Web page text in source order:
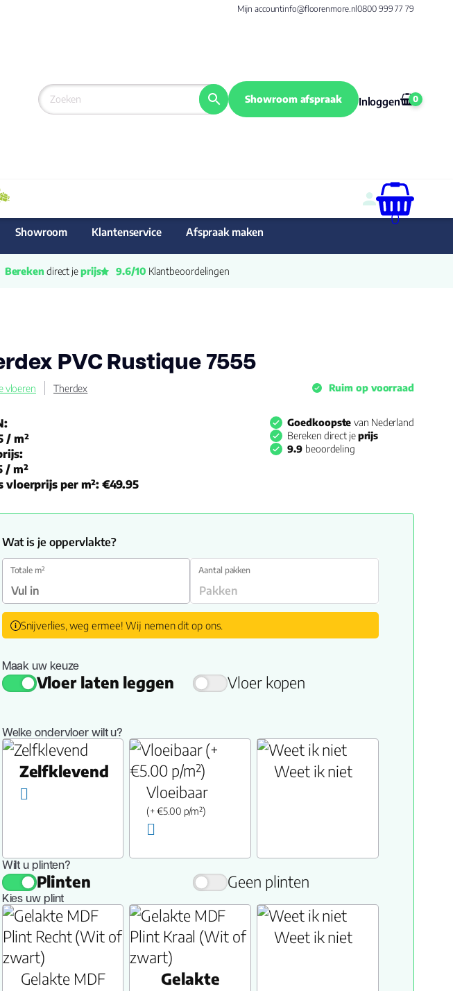
Mijn accountinfo@floorenmore.nl0800 999 77 79
Showroom afspraak Inloggen 0
0
Showroom Klantenservice Afspraak maken
Bereken direct je prijs 9.6/10 Klantbeoordelingen
PVC Rustique 7555
vloeren Therdex Ruim op voorraad
/ m²
/ m²
vloerprijs per m²: €49.95
Goedkoopstevan Nederland
Bereken direct jeprijs
9.9 beoordeling
Wat is je oppervlakte?
Totale m² Aantal pakken
Snijverlies, weg ermee! Wij nemen dit op ons.
Maak uw keuze
Vloer laten leggen Vloer kopen
Welke ondervloer wilt u?
Zelfklevend
Vloeibaar
(+ €5.00 p/m²)
Weet ik niet
Wilt u plinten?
Plinten Geen plinten
Kies uw plint
Gelakte MDF
Gelakte
Weet ik niet